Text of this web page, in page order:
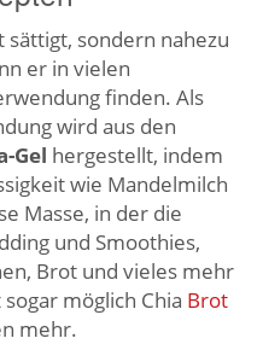
sättigt, sondern nahezu
er in vielen
finden. Als
wird aus den
Gel hergestellt, indem
wie Mandelmilch
Masse, in der die
und Smoothies,
Brot und vieles mehr
möglich Chia Brot
mehr.